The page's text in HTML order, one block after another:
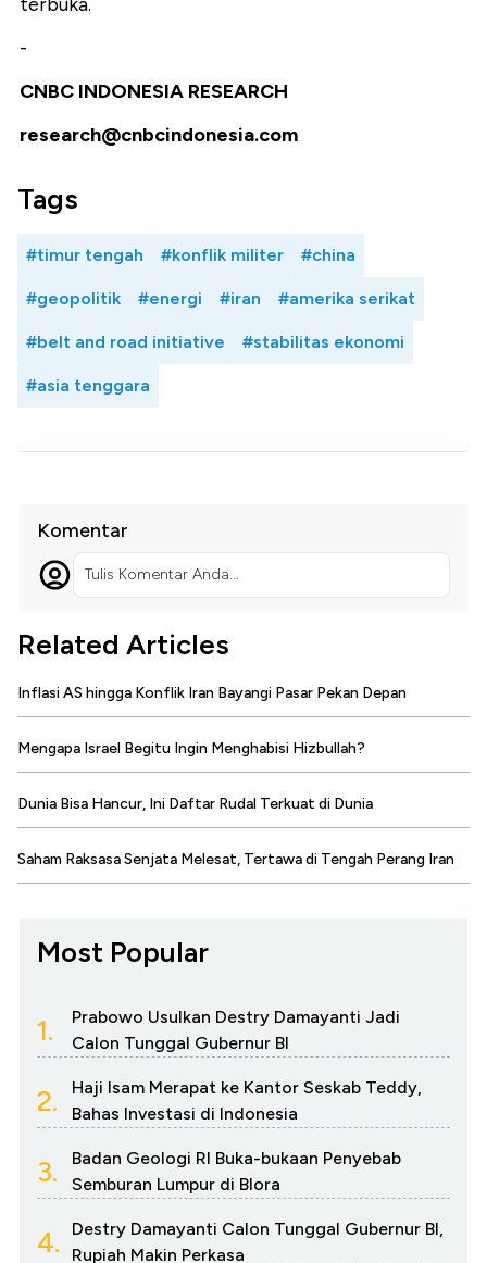
-
CNBC INDONESIA RESEARCH
research@cnbcindonesia.com
Tags
#timur tengah #konflik militer #china
#geopolitik #energi #iran #amerika serikat
#belt and road initiative #stabilitas ekonomi
#asia tenggara
Komentar
Tulis Komentar Anda...
Related Articles
Inflasi AS hingga Konflik Iran Bayangi Pasar Pekan Depan
Mengapa Israel Begitu Ingin Menghabisi Hizbullah?
Dunia Bisa Hancur, Ini Daftar Rudal Terkuat di Dunia
Saham Raksasa Senjata Melesat, Tertawa di Tengah Perang Iran
Most Popular
1.
Prabowo Usulkan Destry Damayanti Jadi
Calon Tunggal Gubernur BI
2.
Haji Isam Merapat ke Kantor Seskab Teddy,
Bahas Investasi di Indonesia
3.
Badan Geologi RI Buka-bukaan Penyebab
Semburan Lumpur di Blora
4.
Destry Damayanti Calon Tunggal Gubernur BI,
Rupiah Makin Perkasa